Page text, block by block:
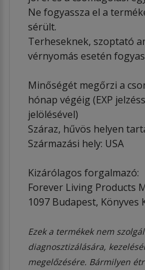
Ne fogyassza el a
sérült.
Terheseknek, szoptató
vérnyomás esetén
Minőségét megőrzi a
hónap végéig (EXP
jelölésével)
Száraz, hűvös helyen
Származási hely: USA
Kizárólagos forgalmazó:
Forever Living Products
1097 Budapest, Könyves
Ezek a termékek nem
diagnosztizálására,
megelőzésére. Bármilyen